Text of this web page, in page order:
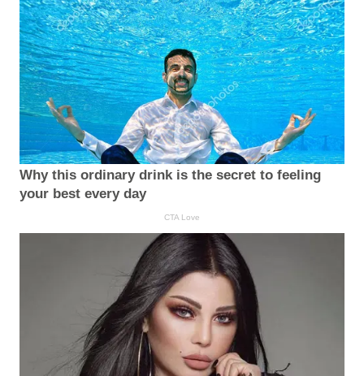
Why this ordinary drink is the secret to feeling
your best every day
CTA Love